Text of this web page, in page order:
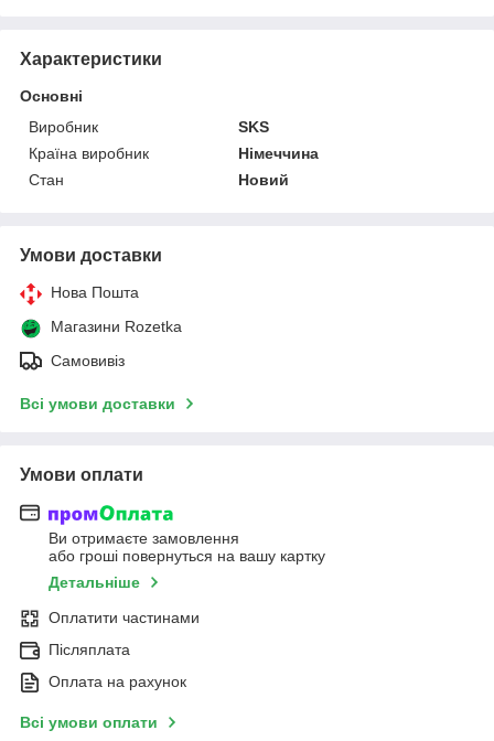
Характеристики
Основні
Виробник
SKS
Країна виробник
Німеччина
Стан
Новий
Умови доставки
Нова Пошта
Магазини Rozetka
Самовивіз
Всі умови доставки
Умови оплати
Ви отримаєте замовлення
або гроші повернуться на вашу картку
Детальніше
Оплатити частинами
Післяплата
Оплата на рахунок
Всі умови оплати